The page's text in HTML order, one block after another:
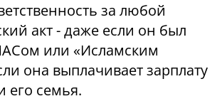
за любой
акт - даже если он был
или «Исламским
она выплачивает зарплату
его семья.